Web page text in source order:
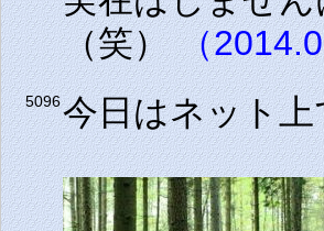
（笑）（
5096今日はネット